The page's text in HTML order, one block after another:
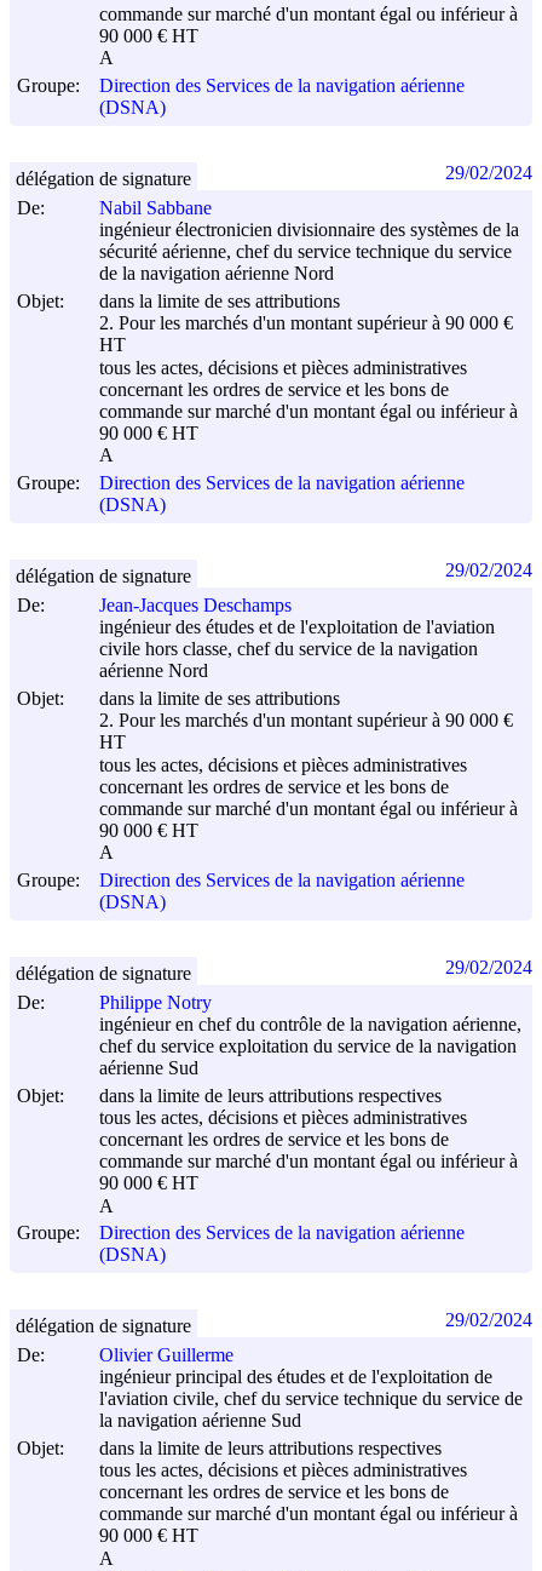
commande sur marché d'un montant égal ou inférieur à
90 000 € HT
A
Groupe:
Direction des Services de la navigation aérienne
(DSNA)
De:
Nabil Sabbane
ingénieur électronicien divisionnaire des systèmes de la
sécurité aérienne, chef du service technique du service
de la navigation aérienne Nord
Objet:
dans la limite de ses attributions
2. Pour les marchés d'un montant supérieur à 90 000 €
HT
tous les actes, décisions et pièces administratives
concernant les ordres de service et les bons de
commande sur marché d'un montant égal ou inférieur à
90 000 € HT
A
Groupe:
Direction des Services de la navigation aérienne
(DSNA)
délégation de signature 29/02/2024
De:
Jean-Jacques Deschamps
ingénieur des études et de l'exploitation de l'aviation
civile hors classe, chef du service de la navigation
aérienne Nord
Objet:
dans la limite de ses attributions
2. Pour les marchés d'un montant supérieur à 90 000 €
HT
tous les actes, décisions et pièces administratives
concernant les ordres de service et les bons de
commande sur marché d'un montant égal ou inférieur à
90 000 € HT
A
Groupe:
Direction des Services de la navigation aérienne
(DSNA)
délégation de signature 29/02/2024
De:
Philippe Notry
ingénieur en chef du contrôle de la navigation aérienne,
chef du service exploitation du service de la navigation
aérienne Sud
Objet:
dans la limite de leurs attributions respectives
tous les actes, décisions et pièces administratives
concernant les ordres de service et les bons de
commande sur marché d'un montant égal ou inférieur à
90 000 € HT
A
Groupe:
Direction des Services de la navigation aérienne
(DSNA)
délégation de signature 29/02/2024
De:
Olivier Guillerme
ingénieur principal des études et de l'exploitation de
l'aviation civile, chef du service technique du service de
la navigation aérienne Sud
Objet:
dans la limite de leurs attributions respectives
tous les actes, décisions et pièces administratives
concernant les ordres de service et les bons de
commande sur marché d'un montant égal ou inférieur à
90 000 € HT
A
délégation de signature 29/02/2024